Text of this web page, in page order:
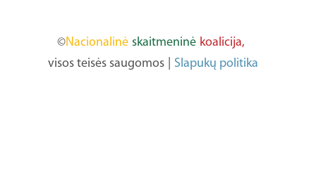
©Nacionalinė skaitmeninė koalicija,
visos teisės saugomos
Slapukų politika